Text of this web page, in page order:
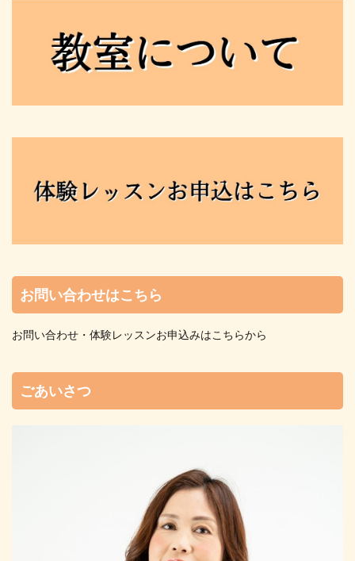
お問い合わせはこちら
お問い合わせ・体験レッスンお申込みはこちらから
ごあいさつ